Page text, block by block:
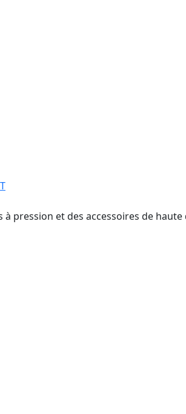
à pression et des accessoires de